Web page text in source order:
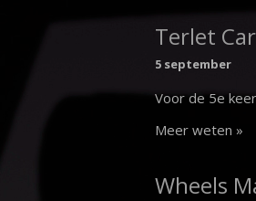
Terlet
5 september
Voor de 5e
Meer weten »
Wheels